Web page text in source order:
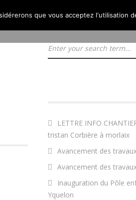
LETTRE INFO
tristan Corbière à morlaix
Avancement des
Avancement des
Inauguration du Pôle
Yquelon
que vous acceptez l'utilisation